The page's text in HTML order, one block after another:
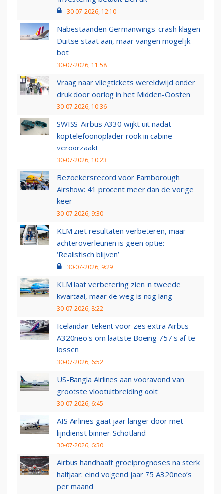
30-07-2026, 12:10
Nabestaanden Germanwings-crash klagen
Duitse staat aan, maar vangen mogelijk
bot
30-07-2026, 11:58
Vraag naar vliegtickets wereldwijd onder
druk door oorlog in het Midden-Oosten
30-07-2026, 10:36
SWISS-Airbus A330 wijkt uit nadat
koptelefoonoplader rook in cabine
veroorzaakt
30-07-2026, 10:23
Bezoekersrecord voor Farnborough
Airshow: 41 procent meer dan de vorige
keer
30-07-2026, 9:30
KLM ziet resultaten verbeteren, maar
achteroverleunen is geen optie:
‘Realistisch blijven’
30-07-2026, 9:29
KLM laat verbetering zien in tweede
kwartaal, maar de weg is nog lang
30-07-2026, 8:22
Icelandair tekent voor zes extra Airbus
A320neo's om laatste Boeing 757's af te
lossen
30-07-2026, 6:52
US-Bangla Airlines aan vooravond van
grootste vlootuitbreiding ooit
30-07-2026, 6:45
AIS Airlines gaat jaar langer door met
lijndienst binnen Schotland
30-07-2026, 6:30
Airbus handhaaft groeiprognoses na sterk
halfjaar: eind volgend jaar 75 A320neo’s
per maand